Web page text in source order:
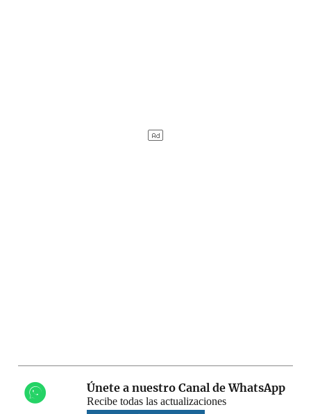
Únete a nuestro Canal de WhatsApp
Recibe todas las actualizaciones